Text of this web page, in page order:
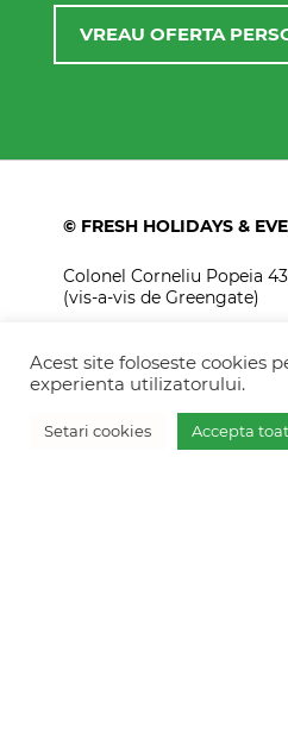
VREAU OFERTA
© FRESH HOLIDAYS &
Colonel Corneliu Popeia
(vis-a-vis de Greengate)
+40770 574 088
info@freshholidays.ro
Acest site foloseste cookies
experienta utilizatorului.
Setari cookies Accepta